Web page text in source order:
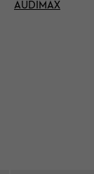
AUDIMAX